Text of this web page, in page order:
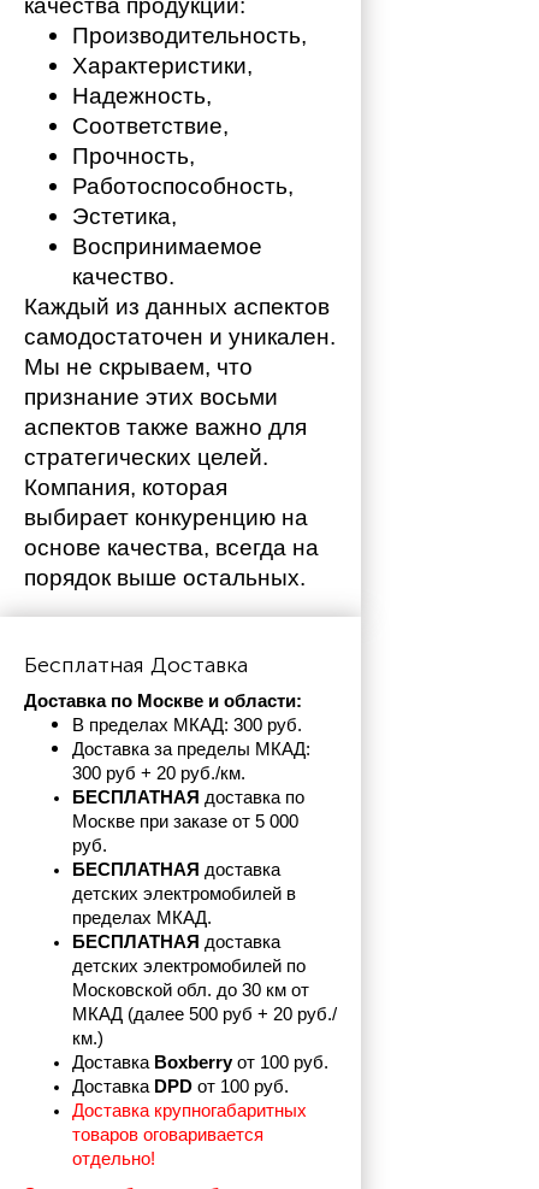
качества продукции:
Производительность,
Характеристики,
Надежность,
Соответствие,
Прочность,
Работоспособность,
Эстетика,
Воспринимаемое
качество.
Каждый из данных аспектов
самодостаточен и уникален.
Мы не скрываем, что
признание этих восьми
аспектов также важно для
стратегических целей.
Компания, которая
выбирает конкуренцию на
основе качества, всегда на
порядок выше остальных.
Бесплатная Доставка
Доставка по Москве и области:
В пределах МКАД: 300 руб.
Доставка за пределы МКАД:
300 руб + 20 руб./км.
БЕСПЛАТНАЯ доставка по
Москве при заказе от 5 000
руб.
БЕСПЛАТНАЯ доставка
детских электромобилей в
пределах МКАД.
БЕСПЛАТНАЯ доставка
детских электромобилей по
Московской обл. до 30 км от
МКАД (далее 500 руб + 20 руб./
км.)
Доставка Boxberry от 100 руб.
Доставка DPD от 100 руб.
Доставка крупногабаритных
товаров оговаривается
отдельно!